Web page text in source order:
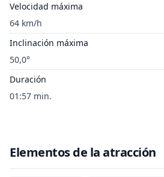
Velocidad máxima
64 km/h
Inclinación máxima
50,0°
Duración
01:57 min.
Elementos de la atracción